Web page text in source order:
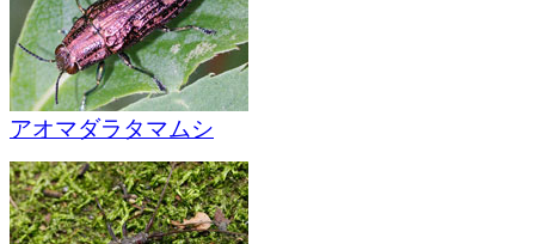
アオマダラタマムシ